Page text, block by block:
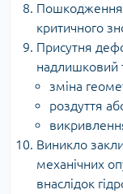
Пошкодження
критичного
Присутня
надлишковий
зміна
роздуття
Виникло
механічних
внаслідок